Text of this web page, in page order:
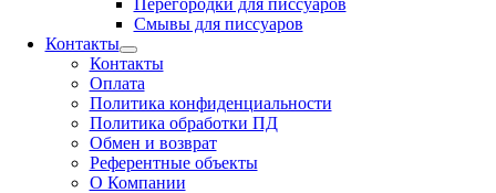
Перегородки для писсуаров
Смывы для писсуаров
Контакты
Контакты
Оплата
Политика конфиденциальности
Политика обработки ПД
Обмен и возврат
Референтные объекты
О Компании